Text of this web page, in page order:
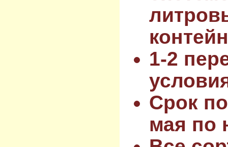
1-2
Срок
мая по